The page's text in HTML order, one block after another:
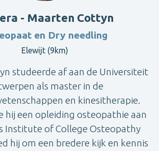
- Maarten Cottyn
en Dry needling
Elewijt (9km)
studeerde af aan de Universiteit
als master in de
en kinesitherapie.
hij een opleiding osteopathie aan
Institute of College Osteopathy
hij om een bredere kijk en kennis